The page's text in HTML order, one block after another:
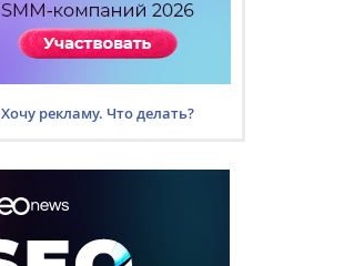
Хочу рекламу. Что делать?